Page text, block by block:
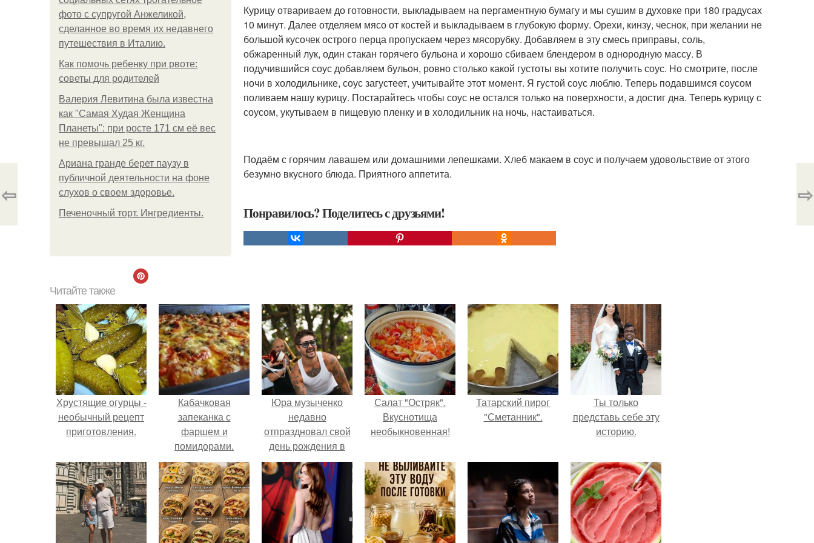
фото с супругой Анжеликой,
сделанное во время их недавнего
путешествия в Италию.
Как помочь ребенку при рвоте:
советы для родителей
Валерия Левитина была известна
как "Самая Худая Женщина
Планеты": при росте 171 см её вес
не превышал 25 кг.
Ариана гранде берет паузу в
публичной деятельности на фоне
слухов о своем здоровье.
Печеночный торт. Ингредиенты.
Курицу отвариваем до готовности, выкладываем на пергаментную бумагу и мы сушим в духовке при 180 градусах
10 минут. Далее отделяем мясо от костей и выкладываем в глубокую форму. Орехи, кинзу, чеснок, при желании не
большой кусочек острого перца пропускаем через мясорубку. Добавляем в эту смесь приправы, соль,
обжаренный лук, один стакан горячего бульона и хорошо сбиваем блендером в однородную массу. В
подучившийся соус добавляем бульон, ровно столько какой густоты вы хотите получить соус. Но смотрите, после
ночи в холодильнике, соус загустеет, учитывайте этот момент. Я густой соус люблю. Теперь подавшимся соусом
поливаем нашу курицу. Постарайтесь чтобы соус не остался только на поверхности, а достиг дна. Теперь курицу с
соусом, укутываем в пищевую пленку и в холодильник на ночь, настаиваться.
Подаём с горячим лавашем или домашними лепешками. Хлеб макаем в соус и получаем удовольствие от этого
безумно вкусного блюда. Приятного аппетита.
Понравилось? Поделитесь с друзьями!
⇦ ⇨
Читайте также
Хрустящие огурцы -
необычный рецепт
приготовления.
Кабачковая
запеканка с
фаршем и
помидорами.
Юра музыченко
недавно
отпраздновал свой
день рождения в
кругу самых
близких и родных
людей.
Салат "Остряк".
Вкуснотища
необыкновенная!
Татарский пирог
"Сметанник".
Ты только
представь себе эту
историю.